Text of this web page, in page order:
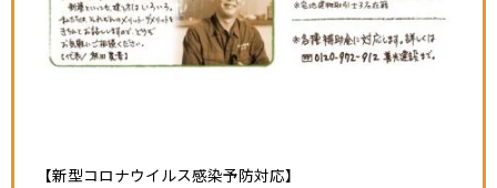
【新型コロナウイルス感染予防対応】